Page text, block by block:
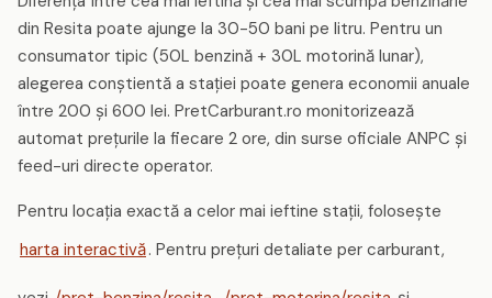
din Resita poate ajunge la 30-50 bani pe litru. Pentru un
consumator tipic (50L benzină + 30L motorină lunar),
alegerea conștientă a stației poate genera economii anuale
între 200 și 600 lei. PretCarburant.ro monitorizează
automat prețurile la fiecare 2 ore, din surse oficiale ANPC și
feed-uri directe operator.
Pentru locația exactă a celor mai ieftine stații, folosește
harta interactivă. Pentru prețuri detaliate per carburant,